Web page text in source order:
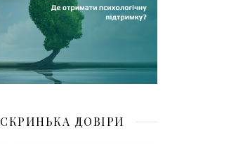
СКРИНЬКА ДОВІРИ